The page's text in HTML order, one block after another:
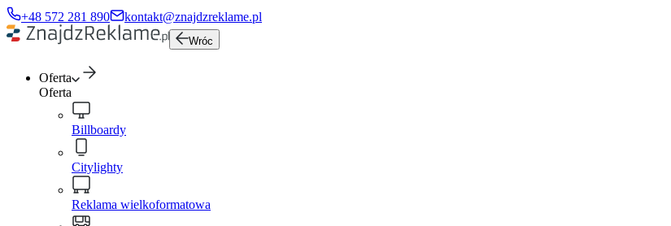
+48 572 281 890 kontakt@znajdzreklame.pl
Wróc
Oferta
Oferta
Billboardy
Citylighty
Reklama wielkoformatowa